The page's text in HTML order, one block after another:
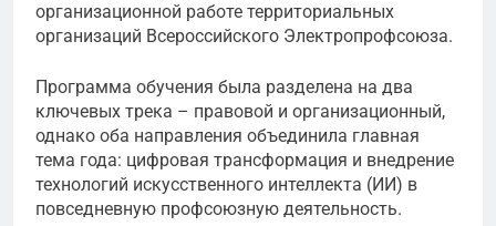
организационной работе территориальных
организаций Всероссийского Электропрофсоюза.
Программа обучения была разделена на два
ключевых трека – правовой и организационный,
однако оба направления объединила главная
тема года: цифровая трансформация и внедрение
технологий искусственного интеллекта (ИИ) в
повседневную профсоюзную деятельность.